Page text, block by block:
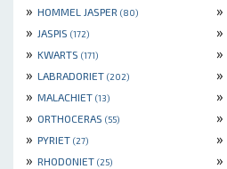
» HOMMEL JASPER (80) »
» JASPIS (172) »
» KWARTS (171) »
» LABRADORIET (202) »
» MALACHIET (13) »
» ORTHOCERAS (55) »
» PYRIET (27) »
» RHODONIET (25) »